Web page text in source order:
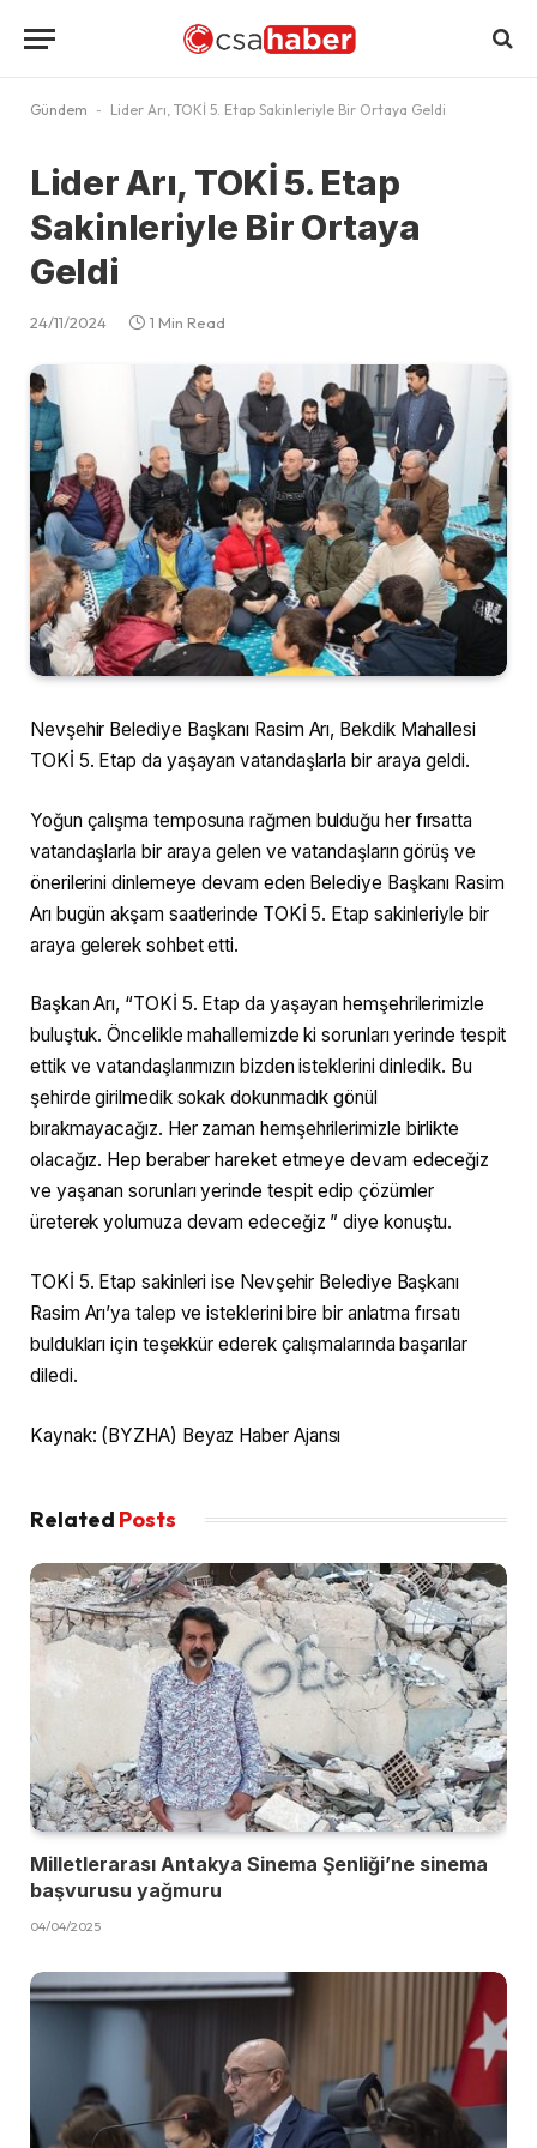
Gündem - Lider Arı, TOKİ 5. Etap Sakinleriyle Bir Ortaya Geldi
Lider Arı, TOKİ 5. Etap
Sakinleriyle Bir Ortaya
Geldi
24/11/2024 1 Min Read
Nevşehir Belediye Başkanı Rasim Arı, Bekdik Mahallesi
TOKİ 5. Etap da yaşayan vatandaşlarla bir araya geldi.
Yoğun çalışma temposuna rağmen bulduğu her fırsatta
vatandaşlarla bir araya gelen ve vatandaşların görüş ve
önerilerini dinlemeye devam eden Belediye Başkanı Rasim
Arı bugün akşam saatlerinde TOKİ 5. Etap sakinleriyle bir
araya gelerek sohbet etti.
Başkan Arı, “TOKİ 5. Etap da yaşayan hemşehrilerimizle
buluştuk. Öncelikle mahallemizde ki sorunları yerinde tespit
ettik ve vatandaşlarımızın bizden isteklerini dinledik. Bu
şehirde girilmedik sokak dokunmadık gönül
bırakmayacağız. Her zaman hemşehrilerimizle birlikte
olacağız. Hep beraber hareket etmeye devam edeceğiz
ve yaşanan sorunları yerinde tespit edip çözümler
üreterek yolumuza devam edeceğiz ” diye konuştu.
TOKİ 5. Etap sakinleri ise Nevşehir Belediye Başkanı
Rasim Arı’ya talep ve isteklerini bire bir anlatma fırsatı
buldukları için teşekkür ederek çalışmalarında başarılar
diledi.
Kaynak: (BYZHA) Beyaz Haber Ajansı
Related Posts
Milletlerarası Antakya Sinema Şenliği’ne sinema
başvurusu yağmuru
04/04/2025